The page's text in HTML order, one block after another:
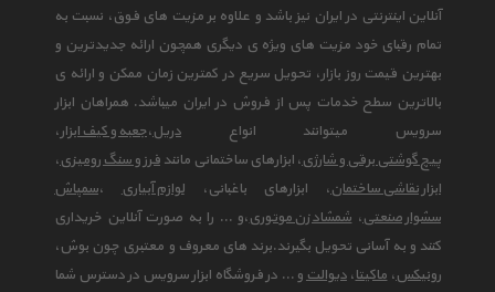
آنلاین اینترنتی در ایران نیز باشد و علاوه بر مزیت های فوق، نسبت به
تمام رقبای خود مزیت های ویژه ی دیگری همچون ارائه جدیدترین و
بهترین قیمت روز بازار، تحویل سریع در کمترین زمان ممکن و ارائه ی
بالاترین سطح خدمات پس از فروش در ایران میباشد. همراهان ابزار
سرویس میتوانند انواع دریل،جعبه و کیف ابزار،
پیچ گوشتی برقی و شارژی، ابزارهای ساختمانی مانند فرز و سنگ رومیزی،
ابزار نقاشی ساختمان، ابزارهای باغبانی،لوازم آبیاری ،سمپاش
سشوار صنعتی،شمشاد زن موتوری،و ... را به صورت آنلاین خریداری
کنند و به آسانی تحویل بگیرند.برند های معروف و معتبری چون بوش،
رونیکس،ماکیتا،دیوالتو ... در فروشگاه ابزار سرویس در دسترس شما